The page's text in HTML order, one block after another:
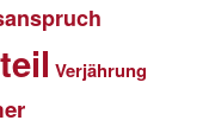
Verjährung